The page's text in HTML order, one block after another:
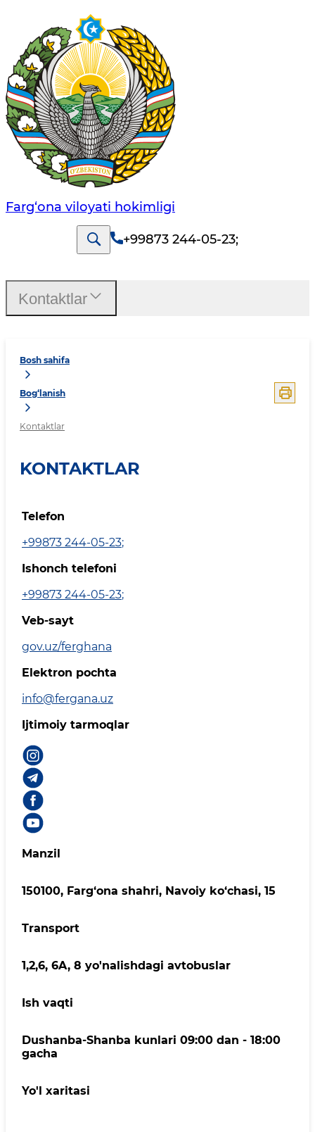
Farg‘оnа vilоyati hоkimligi
+99873 244-05-23;
Bosh sahifa
Bog‘lanish
Kontaktlar
KONTAKTLAR
Telefon
+99873 244-05-23;
Ishonch telefoni
+99873 244-05-23;
Veb-sayt
gov.uz/ferghana
Elektron pochta
info@fergana.uz
Ijtimoiy tarmoqlar
Manzil
150100, Fаrg‘оnа shаhri, Nаvоiy ko‘chаsi, 15
Transport
1,2,6, 6A, 8 yo'nalishdagi avtobuslar
Ish vaqti
Dushanba-Shanba kunlari 09:00 dan - 18:00
gacha
Yo'l xaritasi
Kontaktlar